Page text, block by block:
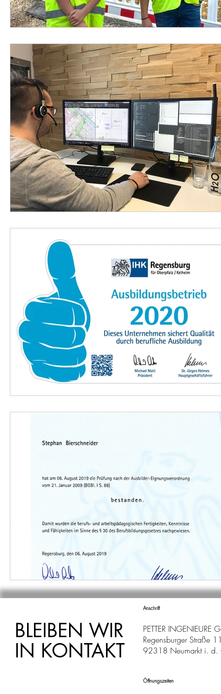
BLEIBEN WIR
IN KONTAKT
Anschrift
PETTER INGENIEURE
Regensburger Straße
92318 Neumarkt i. d.
Öffnungszeiten